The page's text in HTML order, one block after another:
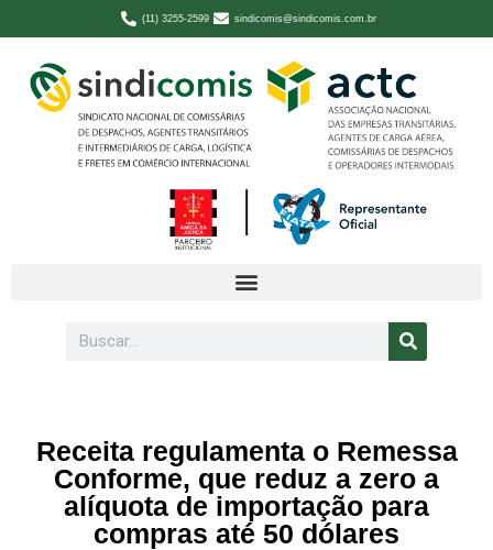
(11) 3255-2599 sindicomis@sindicomis.com.br
Receita regulamenta o Remessa
Conforme, que reduz a zero a
alíquota de importação para
compras até 50 dólares